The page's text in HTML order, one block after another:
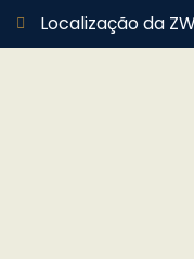
Localização da